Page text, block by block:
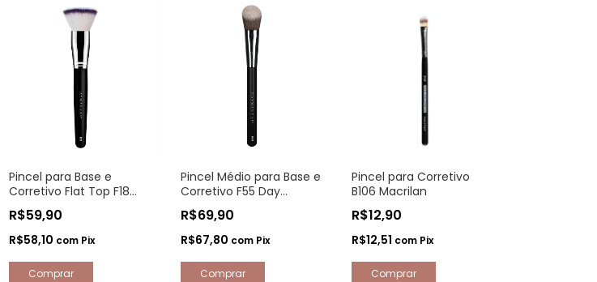
Pincel para Base e
Corretivo Flat Top F18
Day Makeup
R$59,90
R$58,10 com Pix
Pincel Médio para Base e
Corretivo F55 Day
Makeup
R$69,90
R$67,80 com Pix
Pincel para Corretivo
B106 Macrilan
R$12,90
R$12,51 com Pix